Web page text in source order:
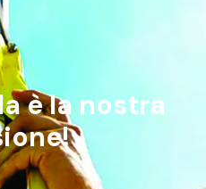
è la nostra